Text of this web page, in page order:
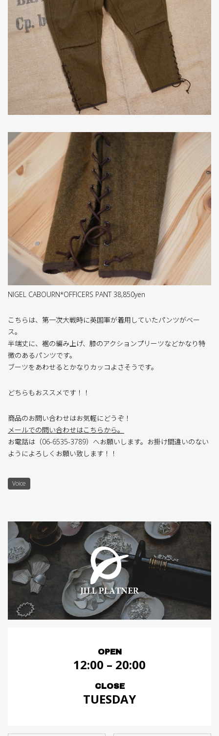
NIGEL CABOURN*OFFICERS PANT 38,850yen
こちらは、第一次大戦時に英国軍が着用していたパンツがベー
ス。
半端丈に、裾の編み上げ、膝のアクションプリーツなどかなり特
徴のあるパンツです。
ブーツをあわせるとかなりカッコよさそうです。
どちらもおススメです！！
商品のお問い合わせはお気軽にどうぞ！
メールでの問い合わせはこちらから。
お電話は（06-6535-3789）へお願いします。お掛け間違いのない
ようによろしくお願い致します！！
Voice
OPEN
12:00 – 20:00
CLOSE
TUESDAY